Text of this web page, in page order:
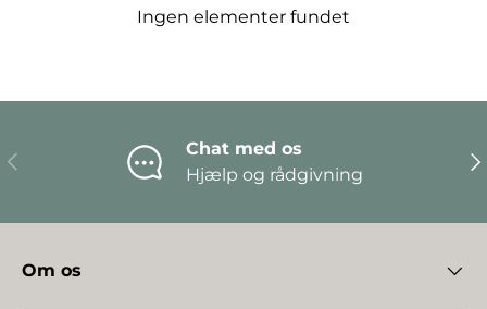
Ingen elementer fundet
Forrige
Chat med os
Hjælp og rådgivning
Om os